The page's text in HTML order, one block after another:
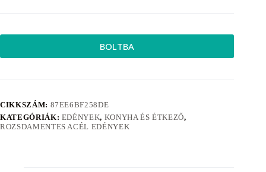
BOLTBA
CIKKSZÁM: 87EE6BF258DE
KATEGÓRIÁK: EDÉNYEK, KONYHA ÉS ÉTKEZŐ,
ROZSDAMENTES ACÉL EDÉNYEK